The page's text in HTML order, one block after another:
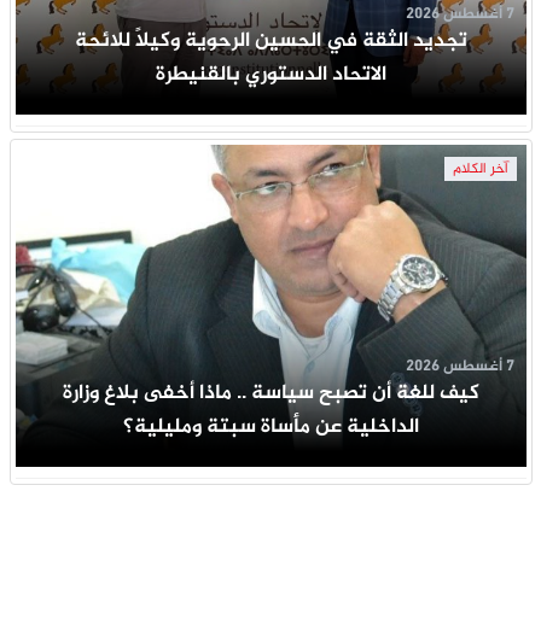
تجديد الثقة في الحسين الرحوية وكيلاً للائحة
الاتحاد الدستوري بالقنيطرة
7 أغسطس 2026
آخر الكلام
كيف للغة أن تصبح سياسة .. ماذا أخفى بلاغ وزارة
الداخلية عن مأساة سبتة ومليلية؟
7 أغسطس 2026